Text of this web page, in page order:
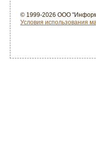
© 1999-2026 ООО
Условия использования